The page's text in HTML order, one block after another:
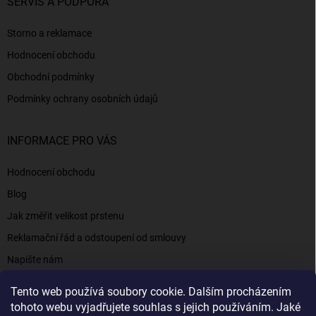
Tento web používá soubory cookie. Dalším procházením
tohoto webu vyjadřujete souhlas s jejich používáním. Jaké
Storno a reklamace
Hodnocení obchodu
Obchodní podmínky
Podmínky ochrany osobních údajů
INFORMACE PRO VÁS
Hodnocení obchodu
Blog
Jak změřit velikost prstenu
Reklamační řád a odstoupení od smlouvy
Napište nám